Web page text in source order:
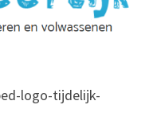
logo-tijdelijk-